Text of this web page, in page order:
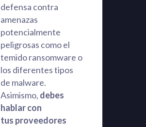
defensa contra
amenazas
potencialmente
peligrosas como el
temido ransomware o
los diferentes tipos
de malware.
Asimismo, debes
hablar con
tus proveedores